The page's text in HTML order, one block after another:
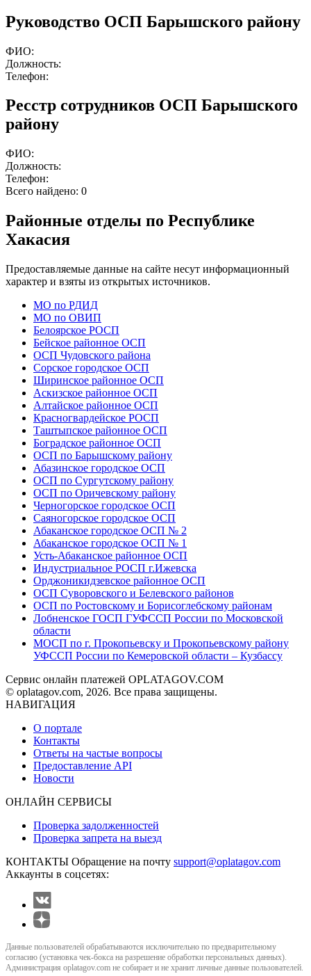
Руководство ОСП Барышского району
ФИО:
Должность:
Телефон:
Ресстр сотрудников ОСП Барышского
району
ФИО:
Должность:
Телефон:
Всего найдено: 0
Районные отделы по Республике
Хакасия
Предоставляемые данные на сайте несут информационный
характер и взяты из открытых источников.
МО по РДИД
МО по ОВИП
Белоярское РОСП
Бейское районное ОСП
ОСП Чудовского района
Сорское городское ОСП
Ширинское районное ОСП
Аскизское районное ОСП
Алтайское районное ОСП
Красногвардейское РОСП
Таштыпское районное ОСП
Боградское районное ОСП
ОСП по Барышскому району
Абазинское городское ОСП
ОСП по Сургутскому району
ОСП по Оричевскому району
Черногорское городское ОСП
Саяногорское городское ОСП
Абаканское городское ОСП № 2
Абаканское городское ОСП № 1
Усть-Абаканское районное ОСП
Индустриальное РОСП г.Ижевска
Орджоникидзевское районное ОСП
ОСП Суворовского и Белевского районов
ОСП по Ростовскому и Борисоглебскому районам
Лобненское ГОСП ГУФССП России по Московской
области
МОСП по г. Прокопьевску и Прокопьевскому району
УФССП России по Кемеровской области – Кузбассу
Сервис онлайн платежей OPLATAGOV.COM
© oplatagov.com, 2026. Все права защищены.
НАВИГАЦИЯ
О портале
Контакты
Ответы на частые вопросы
Предоставление API
Новости
ОНЛАЙН СЕРВИСЫ
Проверка задолженностей
Проверка запрета на выезд
КОНТАКТЫ Обращение на почту support@oplatagov.com
Аккаунты в соцсетях:
Данные пользователей обрабатываются исключительно по предварительному
согласию (установка чек-бокса на разрешение обработки персональных данных).
Администрация oplatagov.com не собирает и не хранит личные данные пользователей.